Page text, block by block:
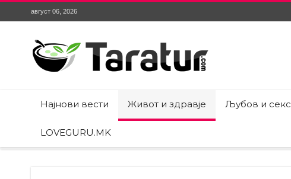
август 06, 2026
Најнови вести Живот и здравје Љубов и секс
LOVEGURU.MK